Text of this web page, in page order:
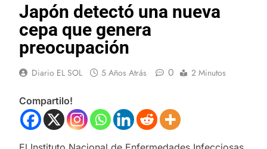
Japón detectó una nueva
cepa que genera
preocupación
Diario EL SOL 5 Años Atrás 0 2 Minutos
Compartilo!